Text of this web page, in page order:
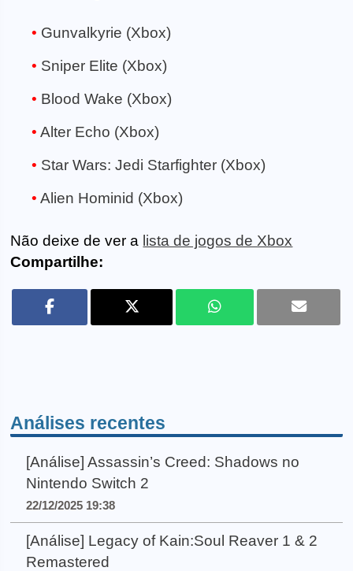
Gunvalkyrie (Xbox)
Sniper Elite (Xbox)
Blood Wake (Xbox)
Alter Echo (Xbox)
Star Wars: Jedi Starfighter (Xbox)
Alien Hominid (Xbox)
Não deixe de ver a lista de jogos de Xbox
Compartilhe:
Análises recentes
[Análise] Assassin’s Creed: Shadows no
Nintendo Switch 2
22/12/2025 19:38
[Análise] Legacy of Kain:Soul Reaver 1 & 2
Remastered